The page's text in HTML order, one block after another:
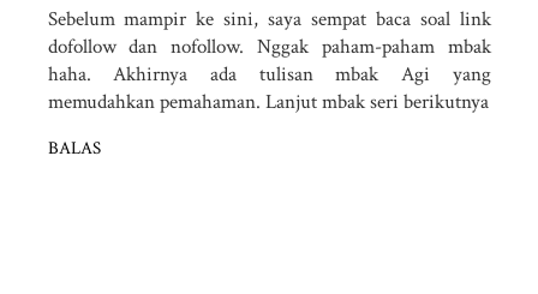
Sebelum mampir ke sini, saya sempat baca soal link
dofollow dan nofollow. Nggak paham-paham mbak
haha. Akhirnya ada tulisan mbak Agi yang
memudahkan pemahaman. Lanjut mbak seri berikutnya
BALAS